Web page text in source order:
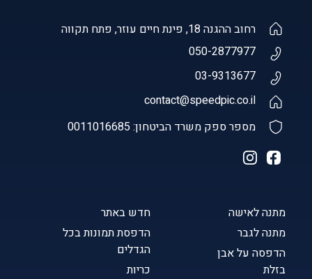
מתנה לאישה
מתנה לגבר
הדפסה על אבן
בזלת
חדש באתר
הדפסת תמונות בכל
הגדלים
כריות
רחוב ההגנה 18, פינת חיים עוזר, פתח תקווה
050-2877977
03-9313677
contact@speedpic.co.il
מספר ספק משרד הביטחון: 0011016685